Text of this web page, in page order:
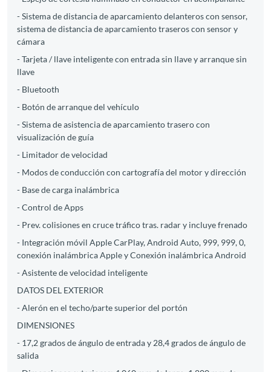
- Sistema de distancia de aparcamiento delanteros con sensor,
sistema de distancia de aparcamiento traseros con sensor y
cámara
- Tarjeta / llave inteligente con entrada sin llave y arranque sin
llave
- Bluetooth
- Botón de arranque del vehículo
- Sistema de asistencia de aparcamiento trasero con
visualización de guía
- Limitador de velocidad
- Modos de conducción con cartografía del motor y dirección
- Base de carga inalámbrica
- Control de Apps
- Prev. colisiones en cruce tráfico tras. radar y incluye frenado
- Integración móvil Apple CarPlay, Android Auto, 999, 999, 0,
conexión inalámbrica Apple y Conexión inalámbrica Android
- Asistente de velocidad inteligente
DATOS DEL EXTERIOR
- Alerón en el techo/parte superior del portón
DIMENSIONES
- 17,2 grados de ángulo de entrada y 28,4 grados de ángulo de
salida